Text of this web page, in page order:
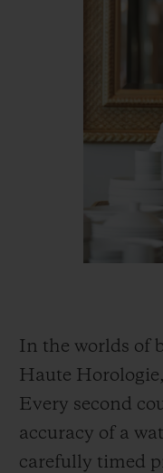
In the worlds of
Haute
Every second
accuracy of a
carefully timed